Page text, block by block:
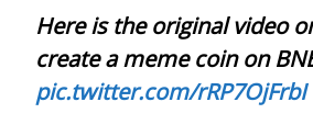
Here is the original video
create a meme coin on
pic.twitter.com/rRP7OjFrbI